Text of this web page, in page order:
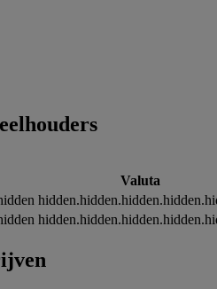
Valuta